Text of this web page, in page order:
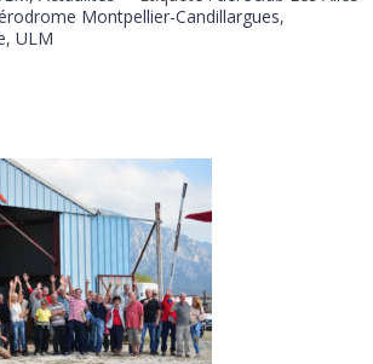
Montpellier-Candillargues,
, ULM